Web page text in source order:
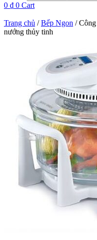
0 ₫ 0 Cart
Trang chủ /Bếp Ngon /
nướng thủy tinh